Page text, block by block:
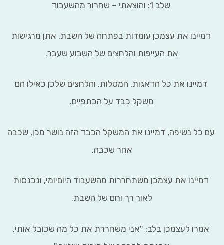
את עצמכן עומדות בפתחה של השבת. אתן מרגישות
את העייפות והלחצים של השבוע שעבר.
את כל הדאגות, המטלות, והלחצים שלכן כאילו הם
משקל כבד על הכתפיים.
נשיפה, דמיינו את המשקל הכבד הזה נושר מכן, שכבה
אחר שכבה.
את עצמכן משתחררות מהשעבוד היוםיומי, ונכנסות
לאור רך וחם של השבת.
לעצמכן בלב: "אני משחררת את כל מה שכובל אותי,